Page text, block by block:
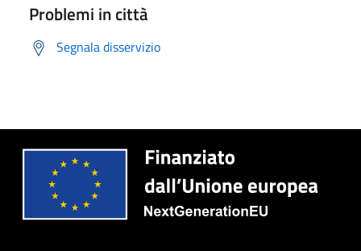
Problemi in città
Segnala disservizio